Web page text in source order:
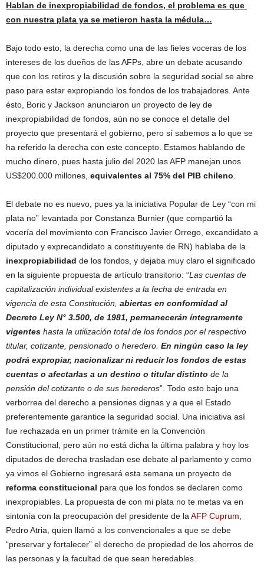
Hablan de inexpropiabilidad de fondos, el problema es que
con nuestra plata ya se metieron hasta la médula…
Bajo todo esto, la derecha como una de las fieles voceras de los
intereses de los dueños de las AFPs, abre un debate acusando
que con los retiros y la discusión sobre la seguridad social se abre
paso para estar expropiando los fondos de los trabajadores. Ante
ésto, Boric y Jackson anunciaron un proyecto de ley de
inexpropiabilidad de fondos, aún no se conoce el detalle del
proyecto que presentará el gobierno, pero sí sabemos a lo que se
ha referido la derecha con este concepto. Estamos hablando de
mucho dinero, pues hasta julio del 2020 las AFP manejan unos
US$200.000 millones, equivalentes al 75% del PIB chileno
El debate no es nuevo, pues ya la iniciativa Popular de Ley “con mi
plata no” levantada por Constanza Burnier (que compartió la
vocería del movimiento con Francisco Javier Orrego, excandidato a
diputado y exprecandidato a constituyente de RN) hablaba de la
inexpropiabilidad de los fondos, y dejaba muy claro el significado
en la siguiente propuesta de artículo transitorio: “Las cuentas de
capitalización individual existentes a la fecha de entrada en
vigencia de esta Constitución, abiertas en conformidad al
Decreto Ley N° 3.500, de 1981, permanecerán íntegramente
vigentes hasta la utilización total de los fondos por el respectivo
titular, cotizante, pensionado o heredero. En ningún caso la ley
podrá expropiar, nacionalizar ni reducir los fondos de estas
cuentas o afectarlas a un destino o titular distinto de la
pensión del cotizante o de sus herederos”. Todo esto bajo una
verborrea del derecho a pensiones dignas y a que el Estado
preferentemente garantice la seguridad social. Una iniciativa así
fue rechazada en un primer trámite en la Convención
Constitucional, pero aún no está dicha la última palabra y hoy los
diputados de derecha trasladan ese debate al parlamento y como
ya vimos el Gobierno ingresará esta semana un proyecto de
reforma constitucional para que los fondos se declaren como
inexpropiables. La propuesta de con mi plata no te metas va en
sintonía con la preocupación del presidente de la AFP Cuprum
Pedro Atria, quien llamó a los convencionales a que se debe
“preservar y fortalecer” el derecho de propiedad de los ahorros de
las personas y la facultad de que sean heredables.